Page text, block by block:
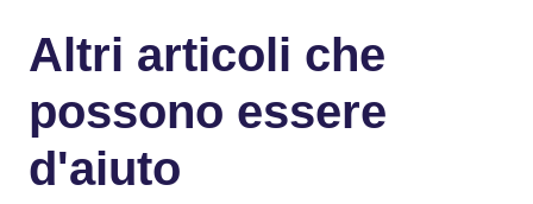
Altri articoli che
possono essere
d'aiuto